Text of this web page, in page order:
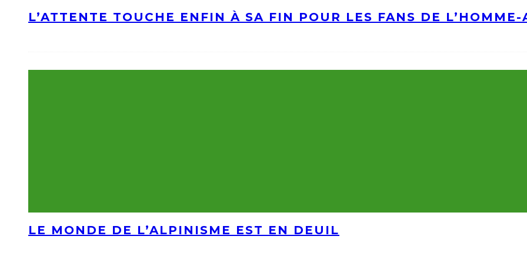
L’ATTENTE TOUCHE ENFIN À SA FIN POUR LES FANS DE L’HOMME-
LE MONDE DE L’ALPINISME EST EN DEUIL